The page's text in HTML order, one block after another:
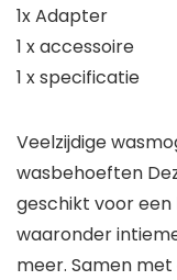
1x Adapter
1 x accessoire
1 x specificatie
Veelzijdige
wasbehoeften
geschikt voor
waaronder
meer. Samen